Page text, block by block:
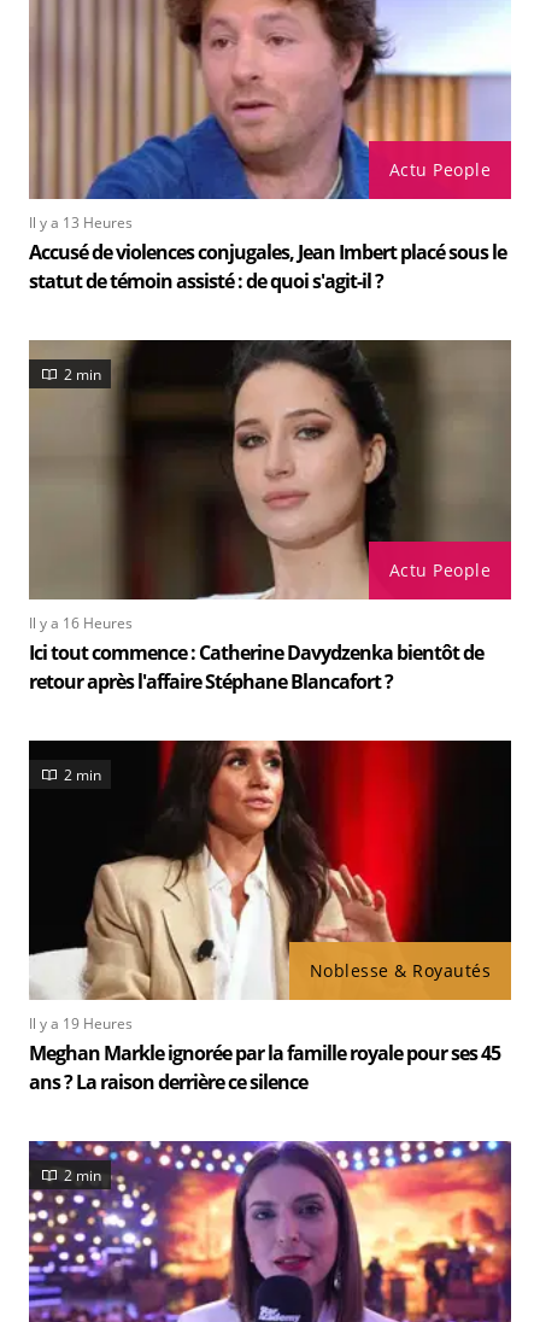
Actu People
Il y a 13 Heures
Accusé de violences conjugales, Jean Imbert placé sous le
statut de témoin assisté : de quoi s'agit-il ?
Actu People
2 min
Il y a 16 Heures
Ici tout commence : Catherine Davydzenka bientôt de
retour après l'affaire Stéphane Blancafort ?
Noblesse & Royautés
2 min
Il y a 19 Heures
Meghan Markle ignorée par la famille royale pour ses 45
ans ? La raison derrière ce silence
2 min